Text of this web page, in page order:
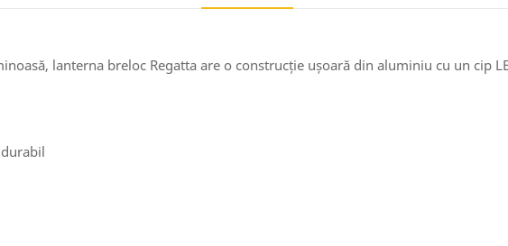
lanterna breloc Regatta are o construcție ușoară din aluminiu cu un cip